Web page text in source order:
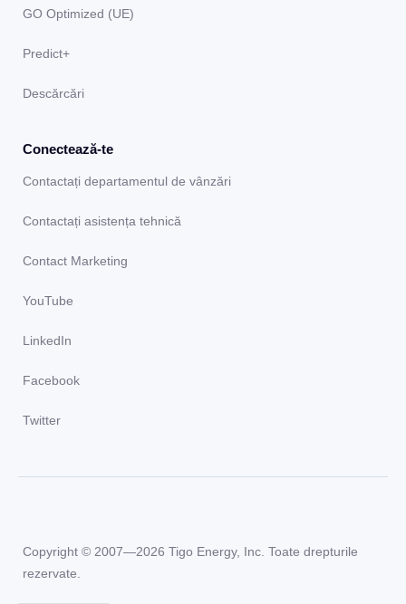
GO Optimized (UE)
Predict+
Descărcări
Conectează-te
Contactați departamentul de vânzări
Contactați asistența tehnică
Contact Marketing
YouTube
LinkedIn
Facebook
Twitter
Copyright © 2007—2026 Tigo Energy, Inc. Toate drepturile
rezervate.